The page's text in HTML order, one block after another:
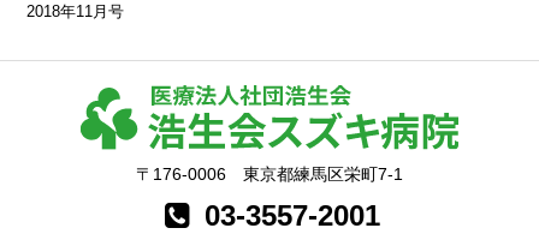
2018年11月号
〒176-0006 東京都練馬区栄町7-1
03-3557-2001